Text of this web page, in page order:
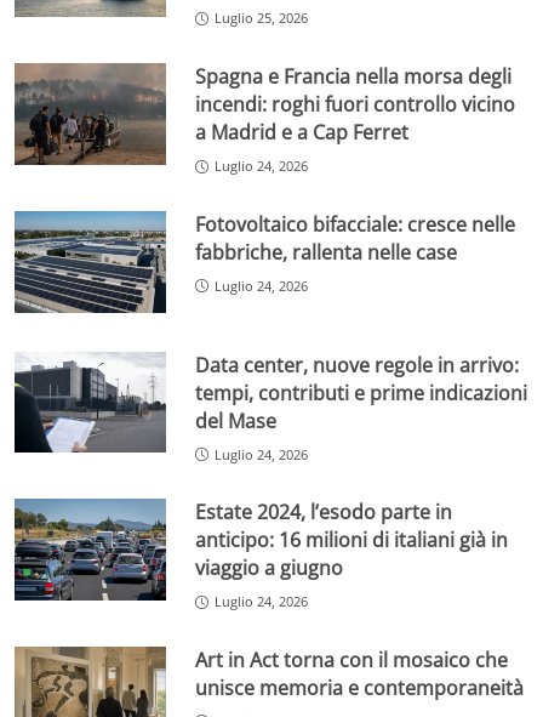
Luglio 25, 2026
Spagna e Francia nella morsa degli
incendi: roghi fuori controllo vicino
a Madrid e a Cap Ferret
Luglio 24, 2026
Fotovoltaico bifacciale: cresce nelle
fabbriche, rallenta nelle case
Luglio 24, 2026
Data center, nuove regole in arrivo:
tempi, contributi e prime indicazioni
del Mase
Luglio 24, 2026
Estate 2024, l’esodo parte in
anticipo: 16 milioni di italiani già in
viaggio a giugno
Luglio 24, 2026
Art in Act torna con il mosaico che
unisce memoria e contemporaneità